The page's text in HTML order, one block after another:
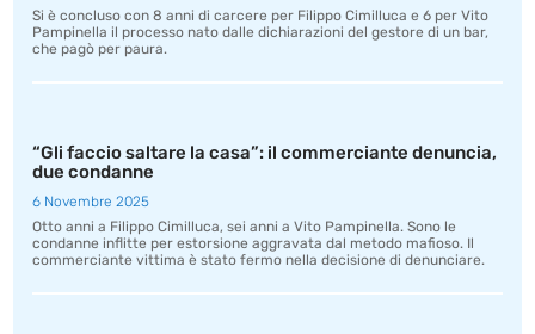
Si è concluso con 8 anni di carcere per Filippo Cimilluca e 6 per Vito
Pampinella il processo nato dalle dichiarazioni del gestore di un bar,
che pagò per paura.
“Gli faccio saltare la casa”: il commerciante denuncia,
due condanne
6 Novembre 2025
Otto anni a Filippo Cimilluca, sei anni a Vito Pampinella. Sono le
condanne inflitte per estorsione aggravata dal metodo mafioso. Il
commerciante vittima è stato fermo nella decisione di denunciare.